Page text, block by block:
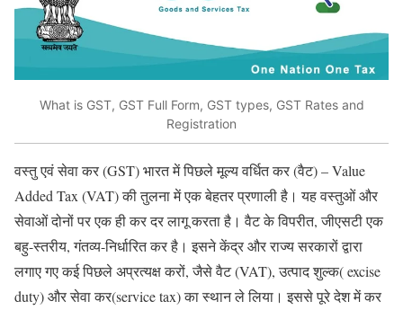
What is GST, GST Full Form, GST types, GST Rates and
Registration
वस्तु एवं सेवा कर (GST) भारत में पिछले मूल्य वर्धित कर (वैट) – Value
Added Tax (VAT) की तुलना में एक बेहतर प्रणाली है। यह वस्तुओं और
सेवाओं दोनों पर एक ही कर दर लागू करता है। वैट के विपरीत, जीएसटी एक
बहु-स्तरीय, गंतव्य-निर्धारित कर है। इसने केंद्र और राज्य सरकारों द्वारा
लगाए गए कई पिछले अप्रत्यक्ष करों, जैसे वैट (VAT), उत्पाद शुल्क( excise
duty) और सेवा कर(service tax) का स्थान ले लिया। इससे पूरे देश में कर